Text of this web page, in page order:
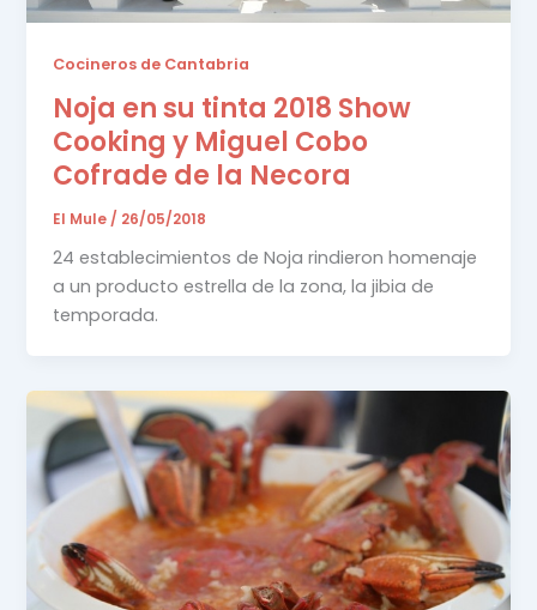
Cocineros de Cantabria
Noja en su tinta 2018 Show
Cooking y Miguel Cobo
Cofrade de la Necora
El Mule / 26/05/2018
24 establecimientos de Noja rindieron homenaje
a un producto estrella de la zona, la jibia de
temporada.